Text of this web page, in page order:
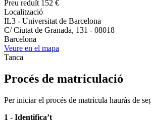
Preu reduït 152 €
Localització
IL3 - Universitat de Barcelona
C/ Ciutat de Granada, 131 - 08018
Barcelona
Veure en el mapa
Tanca
Procés de matriculació
Per iniciar el procés de matrícula hauràs de
1 - Identifica’t